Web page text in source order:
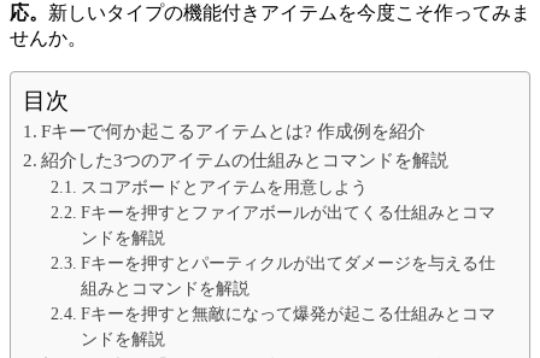
応。 新しいタイプの機能付きアイテムを今度こそ作ってみま
せんか。
目次
Fキーで何か起こるアイテムとは? 作成例を紹介
紹介した3つのアイテムの仕組みとコマンドを解説
スコアボードとアイテムを用意しよう
Fキーを押すとファイアボールが出てくる仕組みとコマ
ンドを解説
Fキーを押すとパーティクルが出てダメージを与える仕
組みとコマンドを解説
Fキーを押すと無敵になって爆発が起こる仕組みとコマ
ンドを解説